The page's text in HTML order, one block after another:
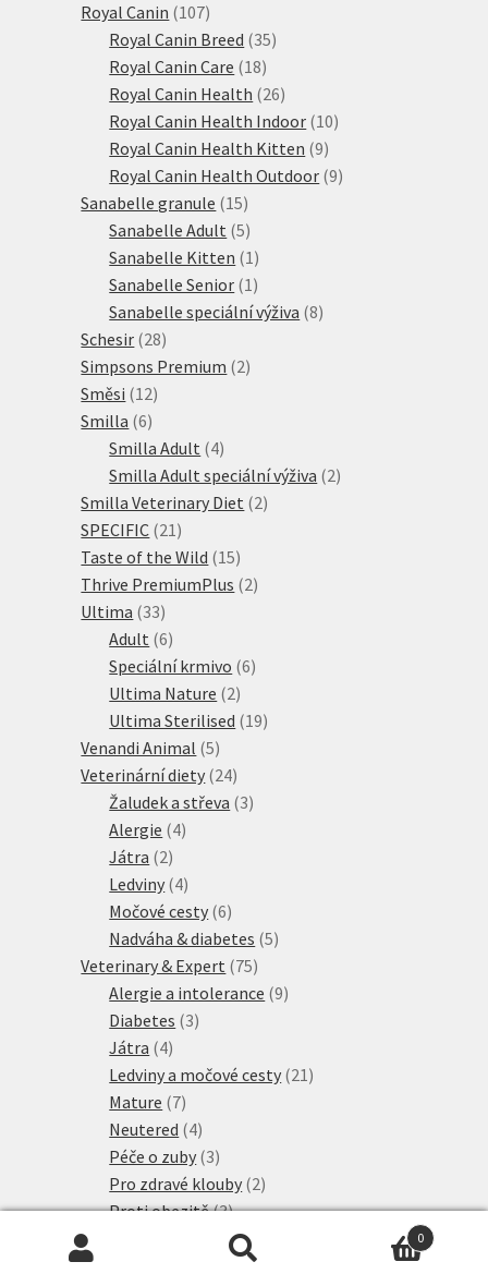
produktů
Royal Canin 107107
produktů
Royal Canin Breed 3535
Royal Canin Care 1818
produktů
Royal Canin Health 2626
produktů
Royal Canin Health Indoor 1010
Royal Canin Health Kitten 99
produktů
Royal Canin Health Outdoor 99
Sanabelle granule 1515
produktů
Sanabelle Adult 55
produktů
Sanabelle Kitten 1 1
produkt
Sanabelle Senior 1 1
produkt
Sanabelle speciální výživa 88
Schesir 2828
produktů
Simpsons Premium 22
Směsi 1212
Smilla 66
produktů
Smilla Adult 44
produkty
Smilla Adult speciální výživa 22
Smilla Veterinary Diet 22
SPECIFIC 21 21
produktů
Taste of the Wild 1515
produktů
Thrive PremiumPlus 22
Ultima 3333
produktů
Adult 66
produktů
Speciální krmivo 66
Ultima Nature 22
produkty
Ultima Sterilised 1919
Venandi Animal 55
produktů
Veterinární diety 2424
produktů
Žaludek a střeva 33
Alergie 44
Játra 22
produkty
Ledviny 44
produkty
Močové cesty 66
produktů
Nadváha & diabetes 55
Veterinary & Expert 7575
produktů
Alergie a intolerance 99
Diabetes 33
Játra 44
produkty
Ledviny a močové cesty 21 21
Mature 77
produktů
Neutered 44
produkty
Péče o zuby 33
produkty
Pro zdravé klouby 22
produkty
Proti obezitě 33
produkty
produkty
0